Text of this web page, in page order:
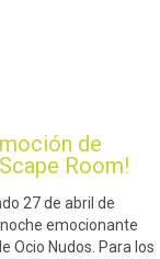
de
Room!
27 de abril de
emocionante
Ocio Nudos. Para los